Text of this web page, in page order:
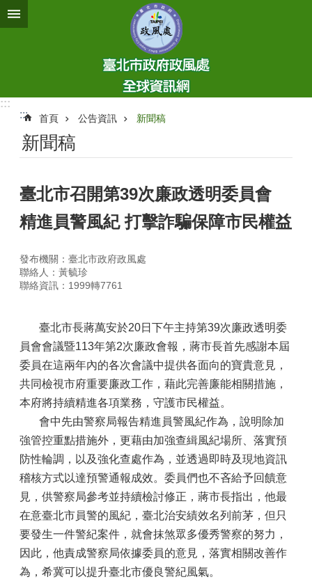
跳到主要內容區塊
:::
:::
首頁 公告資訊 新聞稿
新聞稿
臺北市召開第39次廉政透明委員會
精進員警風紀 打擊詐騙保障市民權益
發布機關：臺北市政府政風處
聯絡人：黃毓珍
聯絡資訊：1999轉7761
臺北市長蔣萬安於20日下午主持第39次廉政透明委
員會會議暨113年第2次廉政會報，蔣市長首先感謝本屆
委員在這兩年內的各次會議中提供各面向的寶貴意見，
共同檢視市府重要廉政工作，藉此完善廉能相關措施，
本府將持續精進各項業務，守護市民權益。
會中先由警察局報告精進員警風紀作為，說明除加
強管控重點措施外，更藉由加強查緝風紀場所、落實預
防性輪調，以及強化查處作為，並透過即時及現地資訊
稽核方式以達預警通報成效。委員們也不吝給予回饋意
見，供警察局參考並持續檢討修正，蔣市長指出，他最
在意臺北市員警的風紀，臺北治安績效名列前茅，但只
要發生一件警紀案件，就會抹煞眾多優秀警察的努力，
因此，他責成警察局依據委員的意見，落實相關改善作
為，希冀可以提升臺北市優良警紀風氣。